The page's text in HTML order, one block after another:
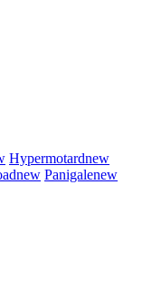
Hypermotardnew
new Panigalenew